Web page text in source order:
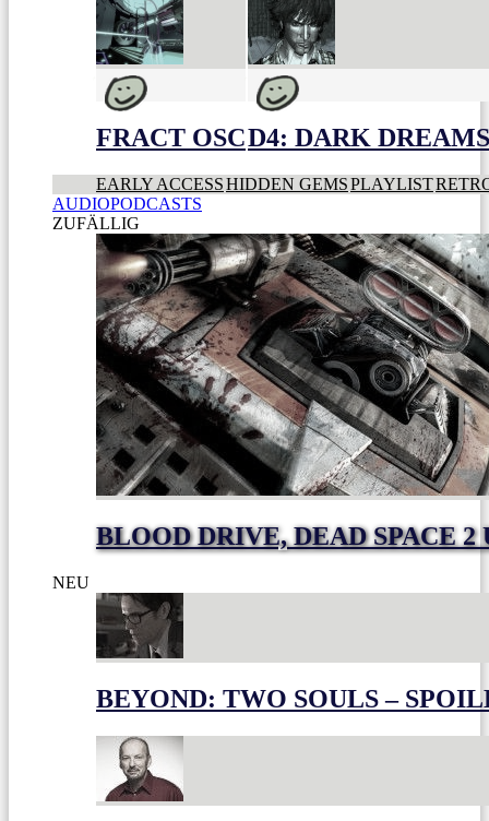
FRACT OSCD4: DARK
EARLY ACCESSHIDDEN GEMSPLAYLIST
AUDIOPODCASTS
ZUFÄLLIG
BLOOD DRIVE, DEAD SPACE 2
NEU
BEYOND: TWO SOULS –